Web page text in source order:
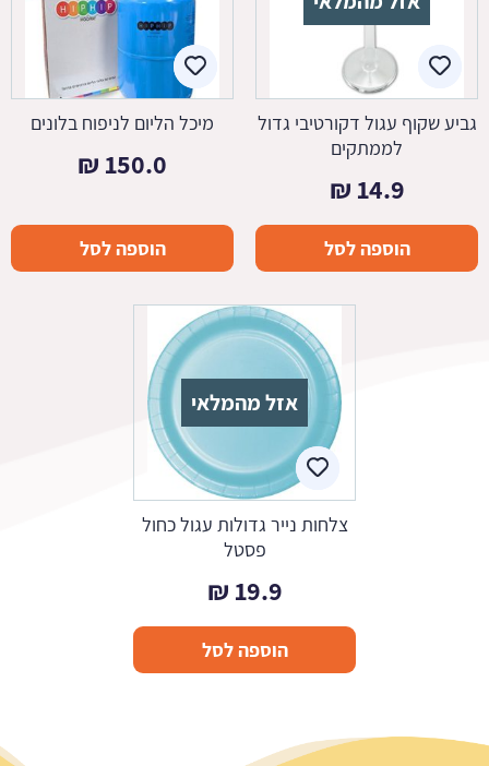
גביע שקוף עגול דקורטיבי גדול
לממתקים
14.9
₪
הוספה לסל
מיכל הליום לניפוח בלונים
150.0
₪
הוספה לסל
אזל מהמלאי
צלחות נייר גדולות עגול כחול
פסטל
19.9
₪
הוספה לסל